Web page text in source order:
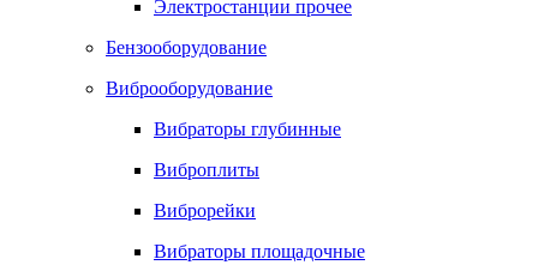
Электростанции прочее
Бензооборудование
Виброоборудование
Вибраторы глубинные
Виброплиты
Виброрейки
Вибраторы площадочные